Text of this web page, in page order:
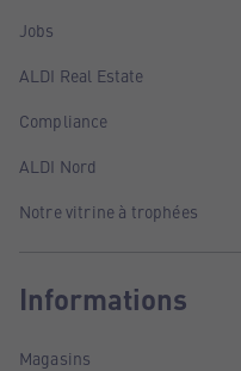
Jobs
ALDI Real Estate
Compliance
ALDI Nord
Notre vitrine à trophées
Informations
Magasins